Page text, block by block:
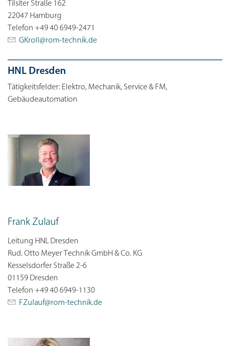
Tilsiter Straße 162
22047 Hamburg
Telefon +49 40 6949-2471
GKroll@rom-technik.de
HNL Dresden
Tätigkeitsfelder: Elektro, Mechanik, Service & FM,
Gebäudeautomation
Frank Zulauf
Leitung HNL Dresden
Rud. Otto Meyer Technik GmbH & Co. KG
Kesselsdorfer Straße 2-6
01159 Dresden
Telefon +49 40 6949-1130
FZulauf@rom-technik.de